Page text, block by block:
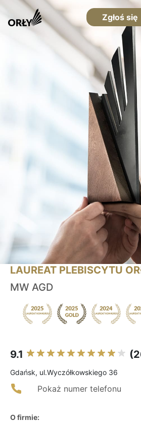
Zgłoś się
LAUREAT PLEBISCYTU
MW AGD
9.1
Gdańsk, ul.Wyczółkowskiego 36
Pokaż numer telefonu
O firmie: